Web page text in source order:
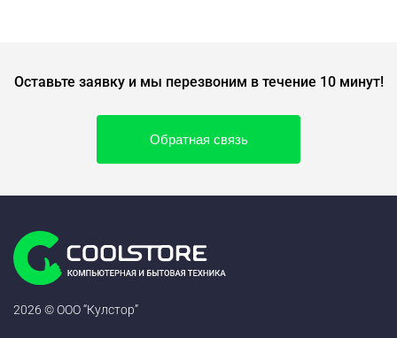
Оставьте заявку и мы перезвоним в течение 10 минут!
Обратная связь
2026 © ООО “Кулстор”